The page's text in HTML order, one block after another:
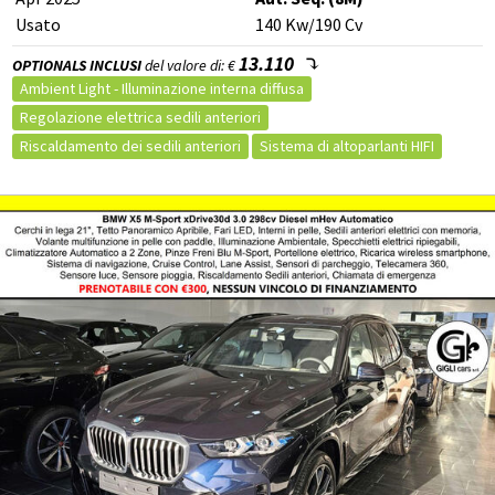
Riconoscimento dei segnali stradali
Telecamera per parcheggio assistito
Alzacristalli elettrici
Usato
140 Kw/190 Cv
OPTIONALS INCLUSIdel valore di: €13.110
Ambient Light - Illuminazione interna diffusa
Regolazione elettrica sedili anteriori
Riscaldamento dei sedili anteriori
Sistema di altoparlanti HIFI
Cerchi in lega da 20" a doppie razze, styling 699 M (Pneum. Mistiant. 245/45, post.275/40 R20- Runflat)
Impianto frenante MSport con pinze blu
Interni in Pelle Vernasca Black con profili in contrasto Grey
Driving Assistant
Parking Assistant Plus con SurroundView
Tettuccio panoramico in vetro scorrevole/inclinabile ad azionamento elettrico
Black Sapphire
Vetri posteriori laterali e lunotto oscurati
Regolazione larghezza schienale guidatore
Pacchetto sportivo
Chiusura centralizzata telecomandata
Controllo vocale
Sistema di navigazione
Carica per smartphone a induzione